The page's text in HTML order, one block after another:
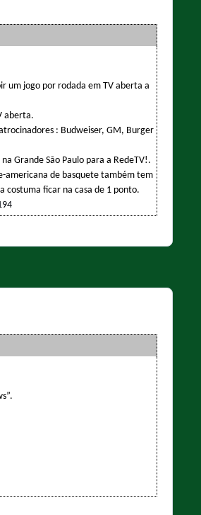
um jogo por rodada em TV aberta a
aberta.
: Budweiser, GM, Burger
Grande São Paulo para a RedeTV!.
americana de basquete também tem
costuma ficar na casa de 1 ponto.